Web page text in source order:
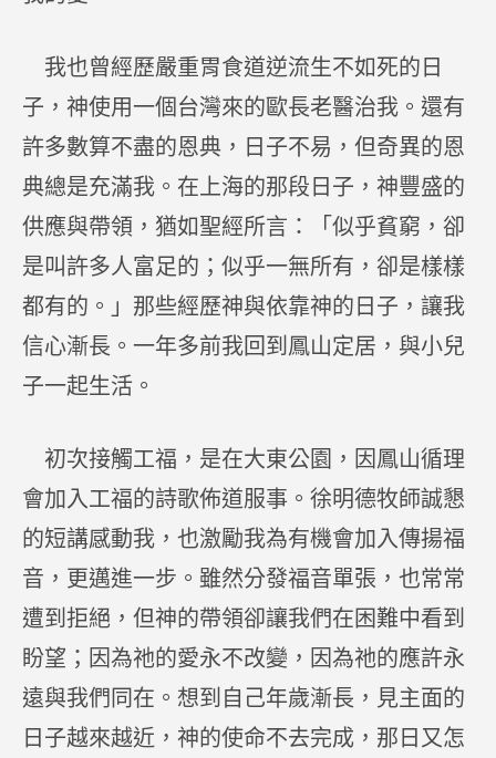
我也曾經歷嚴重胃食道逆流生不如死的日
子，神使用一個台灣來的歐長老醫治我。還有
許多數算不盡的恩典，日子不易，但奇異的恩
典總是充滿我。在上海的那段日子，神豐盛的
供應與帶領，猶如聖經所言：「似乎貧窮，卻
是叫許多人富足的；似乎一無所有，卻是樣樣
都有的。」那些經歷神與依靠神的日子，讓我
信心漸長。一年多前我回到鳳山定居，與小兒
子一起生活。
初次接觸工福，是在大東公園，因鳳山循理
會加入工福的詩歌佈道服事。徐明德牧師誠懇
的短講感動我，也激勵我為有機會加入傳揚福
音，更邁進一步。雖然分發福音單張，也常常
遭到拒絕，但神的帶領卻讓我們在困難中看到
盼望；因為祂的愛永不改變，因為祂的應許永
遠與我們同在。想到自己年歲漸長，見主面的
日子越來越近，神的使命不去完成，那日又怎